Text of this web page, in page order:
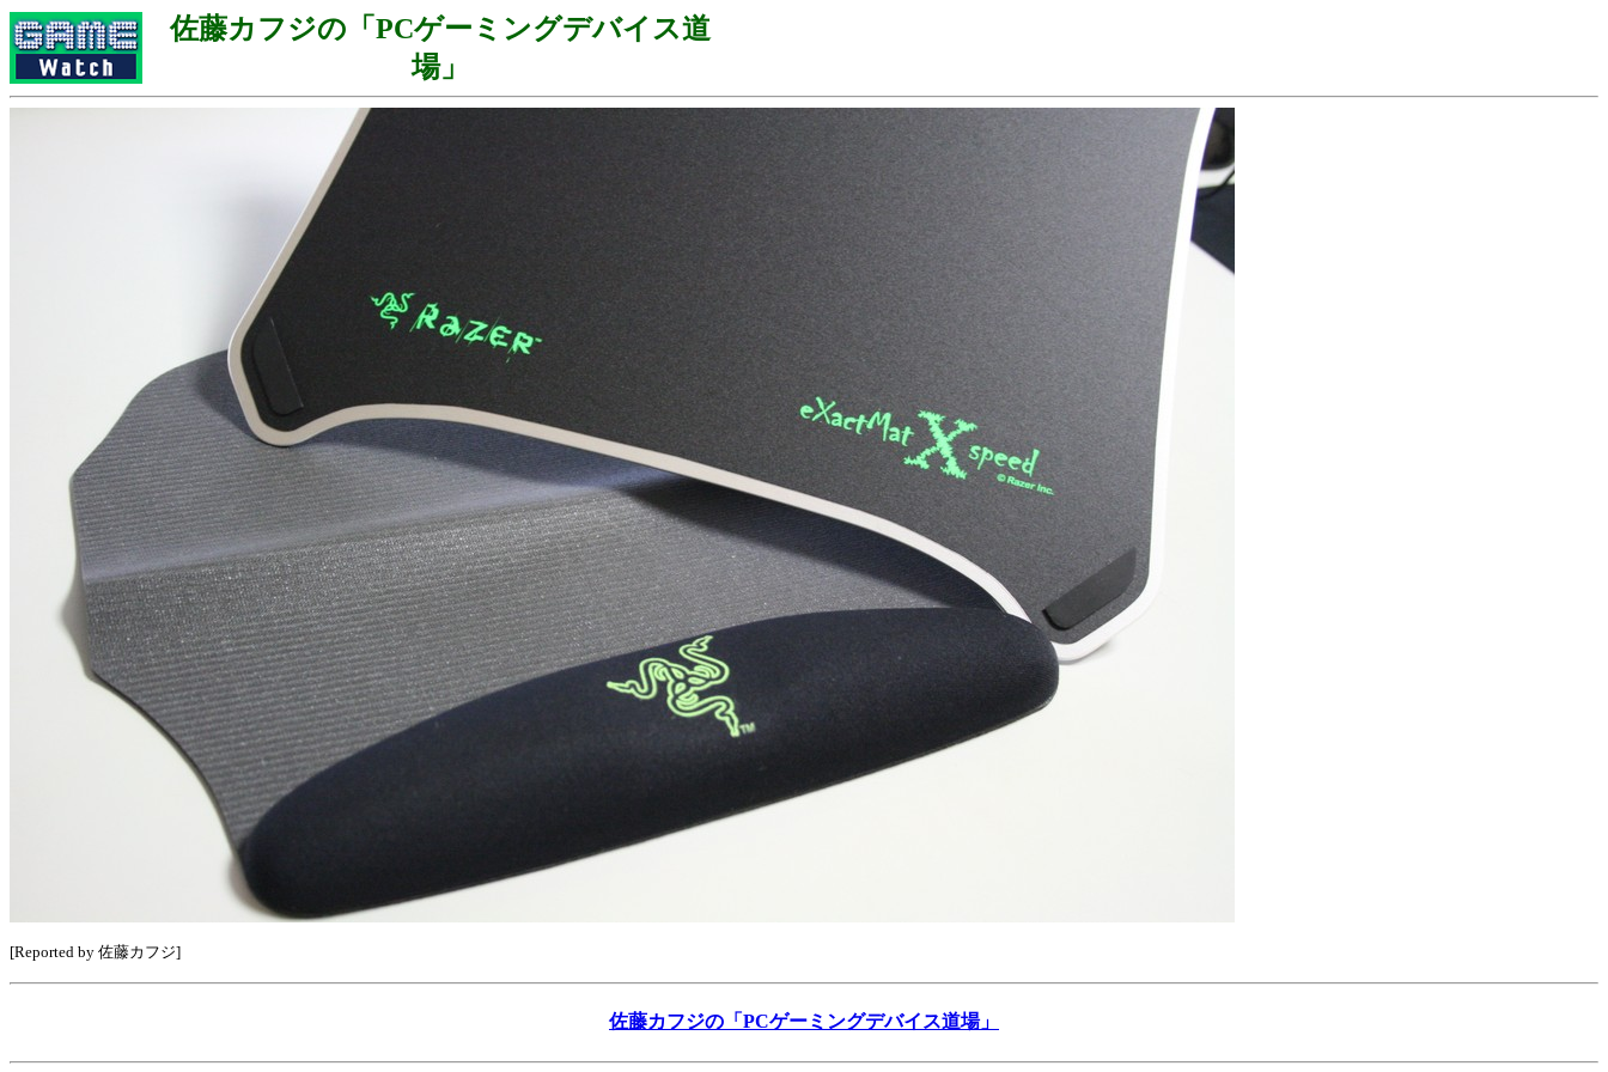
佐藤カフジの「PCゲーミングデバイス道
場」
[Reported by 佐藤カフジ]
佐藤カフジの「PCゲーミングデバイス道場」